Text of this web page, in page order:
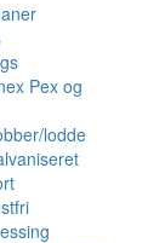
Pex og
lodde